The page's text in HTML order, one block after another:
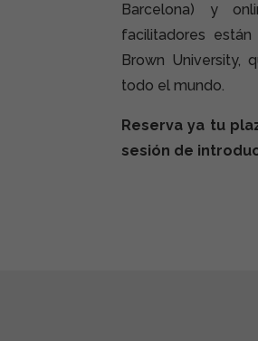
Barcelona) y
facilitadores
Brown University,
todo el mundo.
Reserva ya tu
sesión de